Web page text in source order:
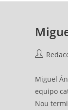
Miguel
equipo
Nou